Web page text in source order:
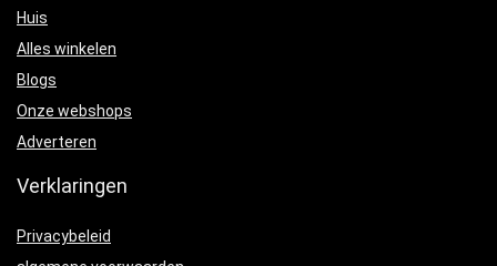
Huis
Alles winkelen
Blogs
Onze webshops
Adverteren
Verklaringen
Privacybeleid